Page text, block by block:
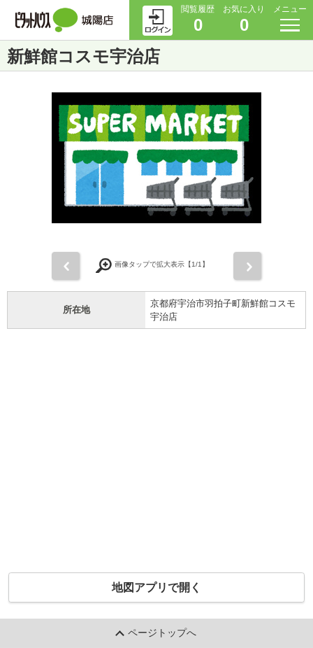
閲覧履歴
0
お気に入り
0
メニュー
新鮮館コスモ宇治店
画像タップで拡大表示【1/1】
所在地
京都府宇治市羽拍子町新鮮館コスモ
宇治店
地図アプリで開く
ページトップへ